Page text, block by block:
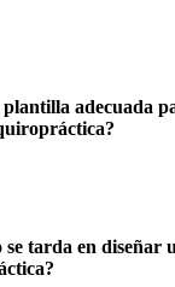
adecuada
tarda en diseñar